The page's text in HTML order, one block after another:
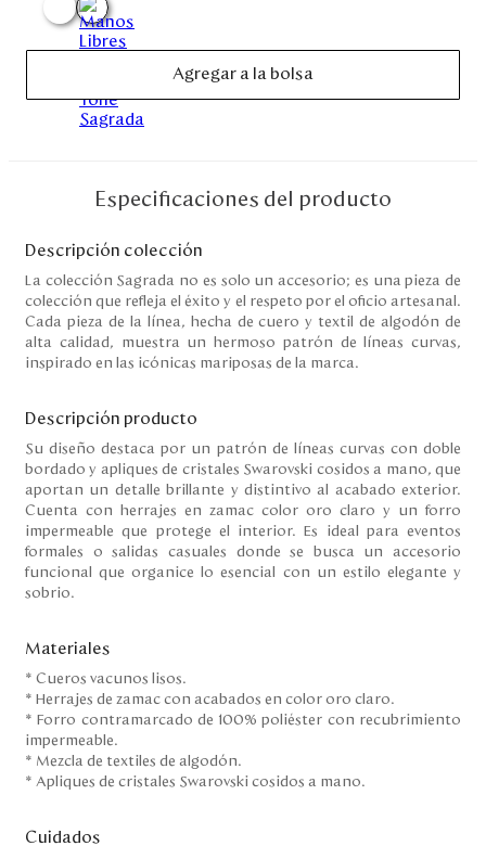
Outlet
Disney
Servicio al cliente
Nuestras Tiendas
Colombia
Costa Rica
Panamá
USA
Venezuela
Agregar a la bolsa
Especificaciones del producto
Descripción colección
La colección Sagrada no es solo un accesorio; es una pieza de
colección que refleja el éxito y el respeto por el oficio artesanal.
Cada pieza de la línea, hecha de cuero y textil de algodón de
alta calidad, muestra un hermoso patrón de líneas curvas,
inspirado en las icónicas mariposas de la marca.
Descripción producto
Su diseño destaca por un patrón de líneas curvas con doble
bordado y apliques de cristales Swarovski cosidos a mano, que
aportan un detalle brillante y distintivo al acabado exterior.
Cuenta con herrajes en zamac color oro claro y un forro
impermeable que protege el interior. Es ideal para eventos
formales o salidas casuales donde se busca un accesorio
funcional que organice lo esencial con un estilo elegante y
sobrio.
Materiales
* Cueros vacunos lisos.
* Herrajes de zamac con acabados en color oro claro.
* Forro contramarcado de 100% poliéster con recubrimiento
impermeable.
* Mezcla de textiles de algodón.
* Apliques de cristales Swarovski cosidos a mano.
Cuidados